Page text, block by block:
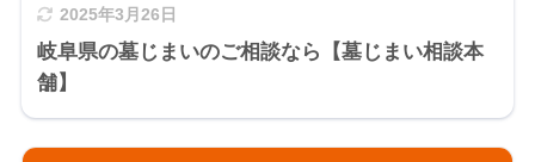
2025年3月26日
岐阜県の墓じまいのご相談なら【墓じまい相談本
舗】